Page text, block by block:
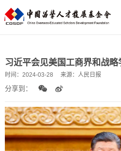
习近平会见美国工商界和战略
时间： 2024-03-28 来源： 人民日报
分享到：